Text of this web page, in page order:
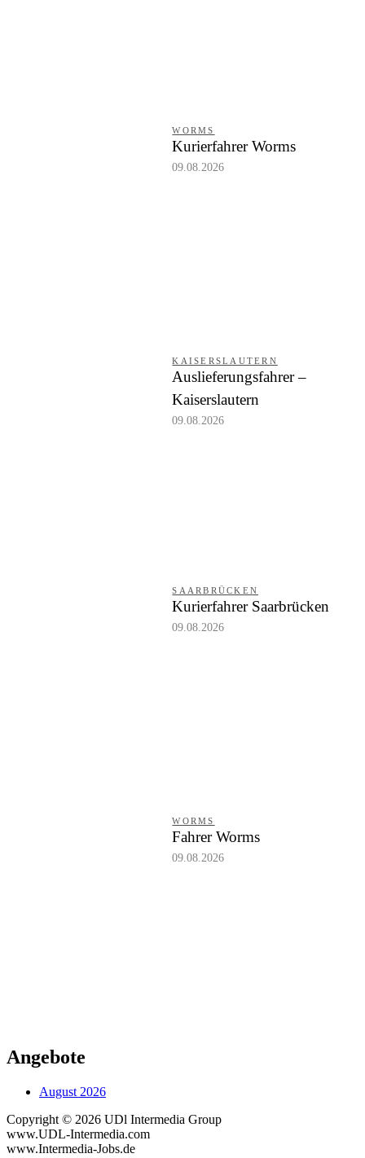
WORMS
Kurierfahrer Worms
09.08.2026
KAISERSLAUTERN
Auslieferungsfahrer –
Kaiserslautern
09.08.2026
SAARBRÜCKEN
Kurierfahrer Saarbrücken
09.08.2026
WORMS
Fahrer Worms
09.08.2026
Angebote
August 2026
Copyright © 2026 UDl Intermedia Group
www.UDL-Intermedia.com
www.Intermedia-Jobs.de